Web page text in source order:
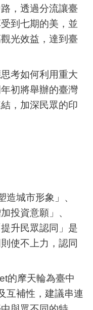
，透過分流讓臺
到七期的美，並
光效益，達到臺
考如何利用重大
初將舉辦的臺灣
，加深民眾的印
造城市形象」、
投資意願」、
升民眾認同」是
使不上力，認同
的摩天輪為臺中
互補性，建議串連